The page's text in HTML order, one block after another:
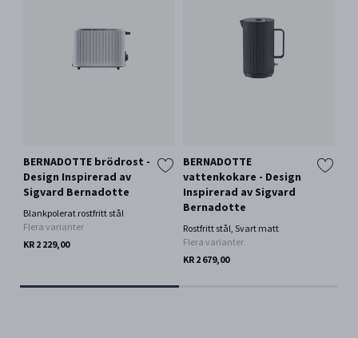
BERNADOTTE brödrost -
Design Inspirerad av
Sigvard Bernadotte
Blankpolerat rostfritt stål
Flera varianter
KR 2 229,00
BERNADOTTE
vattenkokare - Design
Inspirerad av Sigvard
Bernadotte
Rostfritt stål, Svart matt
Flera varianter
KR 2 679,00